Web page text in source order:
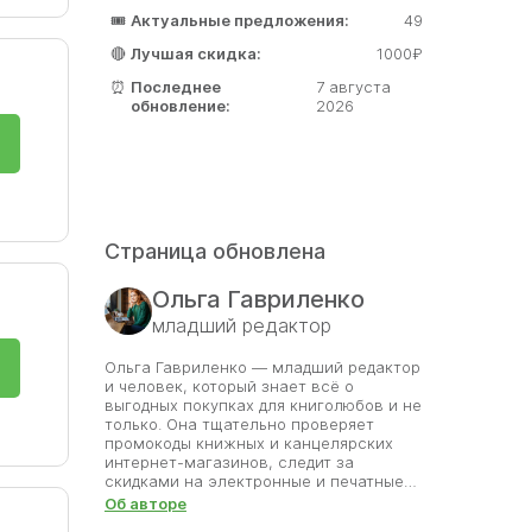
🎟️ Актуальные предложения:
49
🔴 Лучшая скидка:
1000₽
⏰ Последнее
обновление:
7 августа
2026
Страница обновлена
Ольга Гавриленко
младший редактор
Ольга Гавриленко — младший редактор
и человек, который знает всё о
выгодных покупках для книголюбов и не
только. Она тщательно проверяет
промокоды книжных и канцелярских
интернет-магазинов, следит за
скидками на электронные и печатные
издания, а также за промокодами
различных развлекательных сервисов.
Об авторе